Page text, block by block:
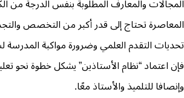
المجالات والمعارف المطلوبة بنفس الدرجة من
المعاصرة تحتاج إلى قدر أكبر من التخصص
تحديات التقدم العلمي وضرورة مواكبة
فإن اعتماد “نظام الأستاذين” يشكل خطوة نحو
وإنصافا للتلميذ والأستاذ معًا.